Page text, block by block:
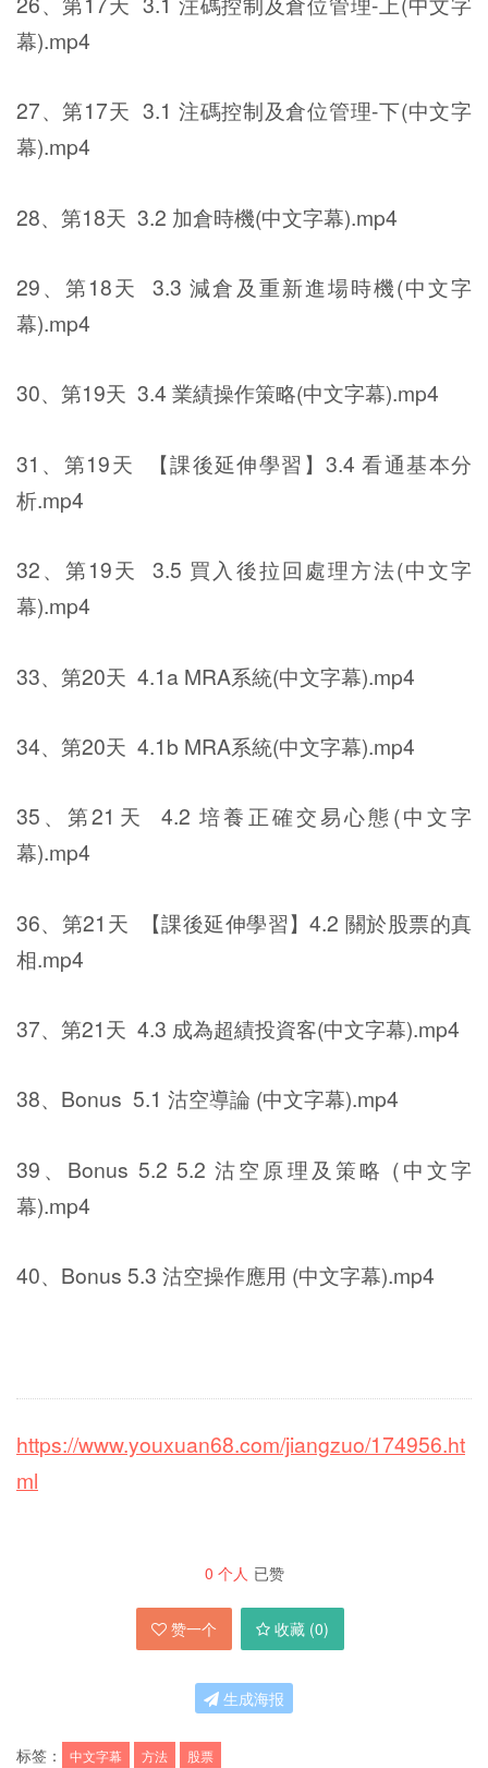
幕).mp4
27、第17天 3.1 注碼控制及倉位管理-下(中文字
幕).mp4
28、第18天 3.2 加倉時機(中文字幕).mp4
29、第18天 3.3 減倉及重新進場時機(中文字
幕).mp4
30、第19天 3.4 業績操作策略(中文字幕).mp4
31、第19天 【課後延伸學習】3.4 看通基本分
析.mp4
32、第19天 3.5 買入後拉回處理方法(中文字
幕).mp4
33、第20天 4.1a MRA系統(中文字幕).mp4
34、第20天 4.1b MRA系統(中文字幕).mp4
35、第21天 4.2 培養正確交易心態(中文字
幕).mp4
36、第21天 【課後延伸學習】4.2 關於股票的真
相.mp4
37、第21天 4.3 成為超績投資客(中文字幕).mp4
38、Bonus 5.1 沽空導論 (中文字幕).mp4
39、Bonus 5.2 5.2 沽空原理及策略 (中文字
幕).mp4
40、Bonus 5.3 沽空操作應用 (中文字幕).mp4
https://www.youxuan68.com/jiangzuo/174956.ht
ml
0 个人 已赞
赞一个 收藏 (0)
生成海报
标签： 中文字幕 方法 股票